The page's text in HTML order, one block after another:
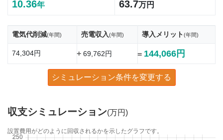
10.36年 63.7万円
電気代削減(年間) 売電収入(年間) 導入メリット(年間)
74,304円 +69,762円 = 144,066円
シミュレーション条件を変更する
収支シミュレーション(万円)
設置費用がどのように回収されるかを示したグラフです。